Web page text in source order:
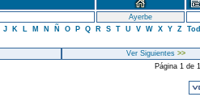
Ayerbe
J K L M N Ñ O P Q R S T U V W X Y Z
Ver Siguientes >>
Página 1 de